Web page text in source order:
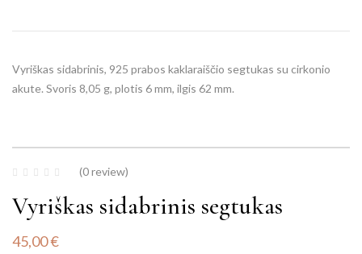
Vyriškas sidabrinis, 925 prabos kaklaraiščio segtukas su cirkonio
akute. Svoris 8,05 g, plotis 6 mm, ilgis 62 mm.
(0 review)
Vyriškas sidabrinis segtukas
45,00€